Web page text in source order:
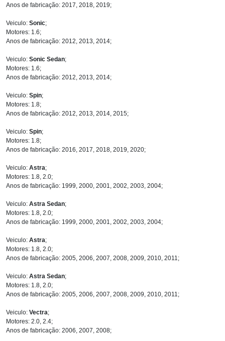
Anos de fabricação: 2017, 2018, 2019;
Veiculo: Sonic;
Motores: 1.6;
Anos de fabricação: 2012, 2013, 2014;
Veiculo: Sonic Sedan;
Motores: 1.6;
Anos de fabricação: 2012, 2013, 2014;
Veiculo: Spin;
Motores: 1.8;
Anos de fabricação: 2012, 2013, 2014, 2015;
Veiculo: Spin;
Motores: 1.8;
Anos de fabricação: 2016, 2017, 2018, 2019, 2020;
Veiculo: Astra;
Motores: 1.8, 2.0;
Anos de fabricação: 1999, 2000, 2001, 2002, 2003, 2004;
Veiculo: Astra Sedan;
Motores: 1.8, 2.0;
Anos de fabricação: 1999, 2000, 2001, 2002, 2003, 2004;
Veiculo: Astra;
Motores: 1.8, 2.0;
Anos de fabricação: 2005, 2006, 2007, 2008, 2009, 2010, 2011;
Veiculo: Astra Sedan;
Motores: 1.8, 2.0;
Anos de fabricação: 2005, 2006, 2007, 2008, 2009, 2010, 2011;
Veiculo: Vectra;
Motores: 2.0, 2.4;
Anos de fabricação: 2006, 2007, 2008;